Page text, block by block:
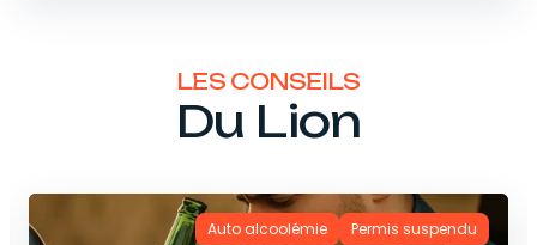
LES CONSEILS
Du Lion
Auto alcoolémie